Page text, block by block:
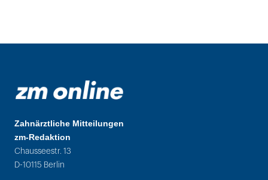
Zahnärztliche Mitteilungen
zm-Redaktion
Chausseestr. 13
D-10115 Berlin